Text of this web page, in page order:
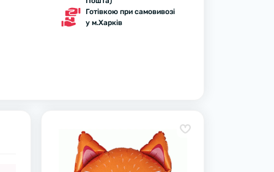
Готівкою при самовивозі
у м.Харків